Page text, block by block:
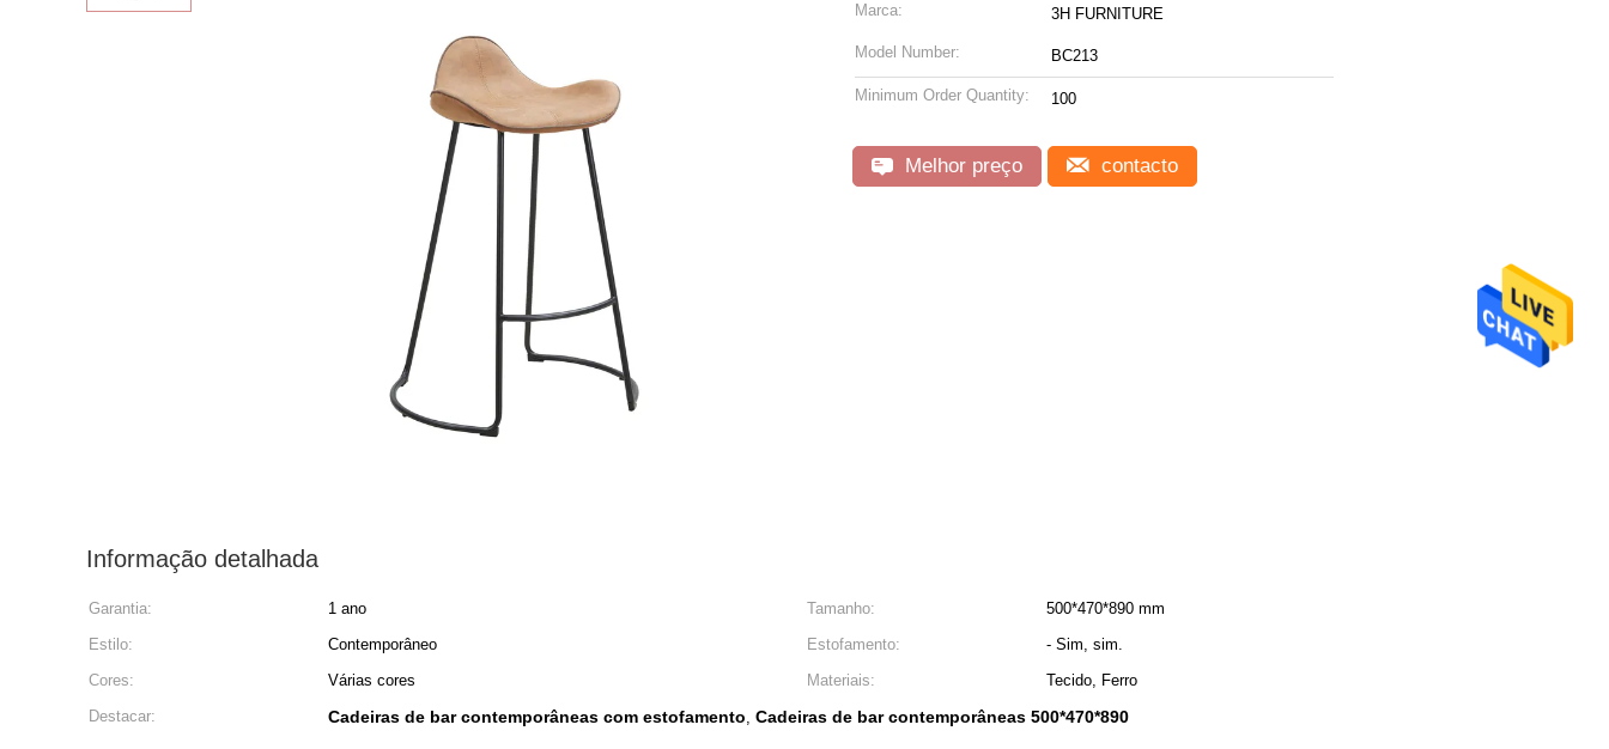
Marca: 3H FURNITURE
Model Number: BC213
Minimum Order Quantity: 100
Melhor preço contacto
Informação detalhada
Garantia: 1 ano Tamanho:
500*470*890 mm
Estilo:
Contemporâneo Estofamento:
- Sim, sim.
Cores:
Várias cores Materiais:
Tecido, Ferro
Destacar:
Cadeiras de bar contemporâneas com estofamento, Cadeiras de bar contemporâneas 500*470*890